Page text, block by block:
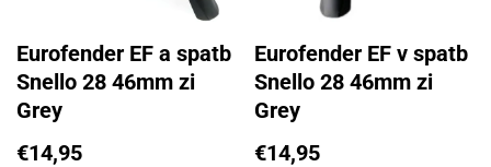
Eurofender EF a spatb
Snello 28 46mm zi
Grey
€14,95
Eurofender EF v spatb
Snello 28 46mm zi
Grey
€14,95